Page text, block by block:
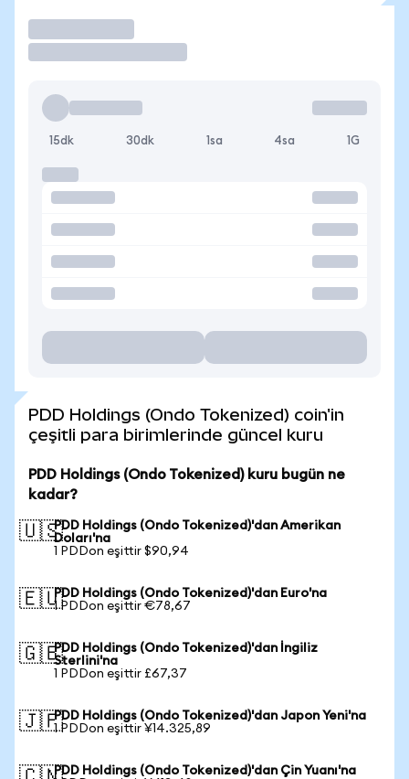
15dk 30dk 1sa 4sa 1G
PDD Holdings (Ondo Tokenized) coin'in
çeşitli para birimlerinde güncel kuru
PDD Holdings (Ondo Tokenized) kuru bugün ne
kadar?
🇺🇸PDD Holdings (Ondo Tokenized)'dan Amerikan
Doları'na
1 PDDon eşittir $90,94
🇪🇺PDD Holdings (Ondo Tokenized)'dan Euro'na
1 PDDon eşittir €78,67
🇬🇧PDD Holdings (Ondo Tokenized)'dan İngiliz
Sterlini'na
1 PDDon eşittir £67,37
🇯🇵PDD Holdings (Ondo Tokenized)'dan Japon Yeni'na
1 PDDon eşittir ¥14.325,89
PDD Holdings (Ondo Tokenized)'dan Çin Yuanı'na